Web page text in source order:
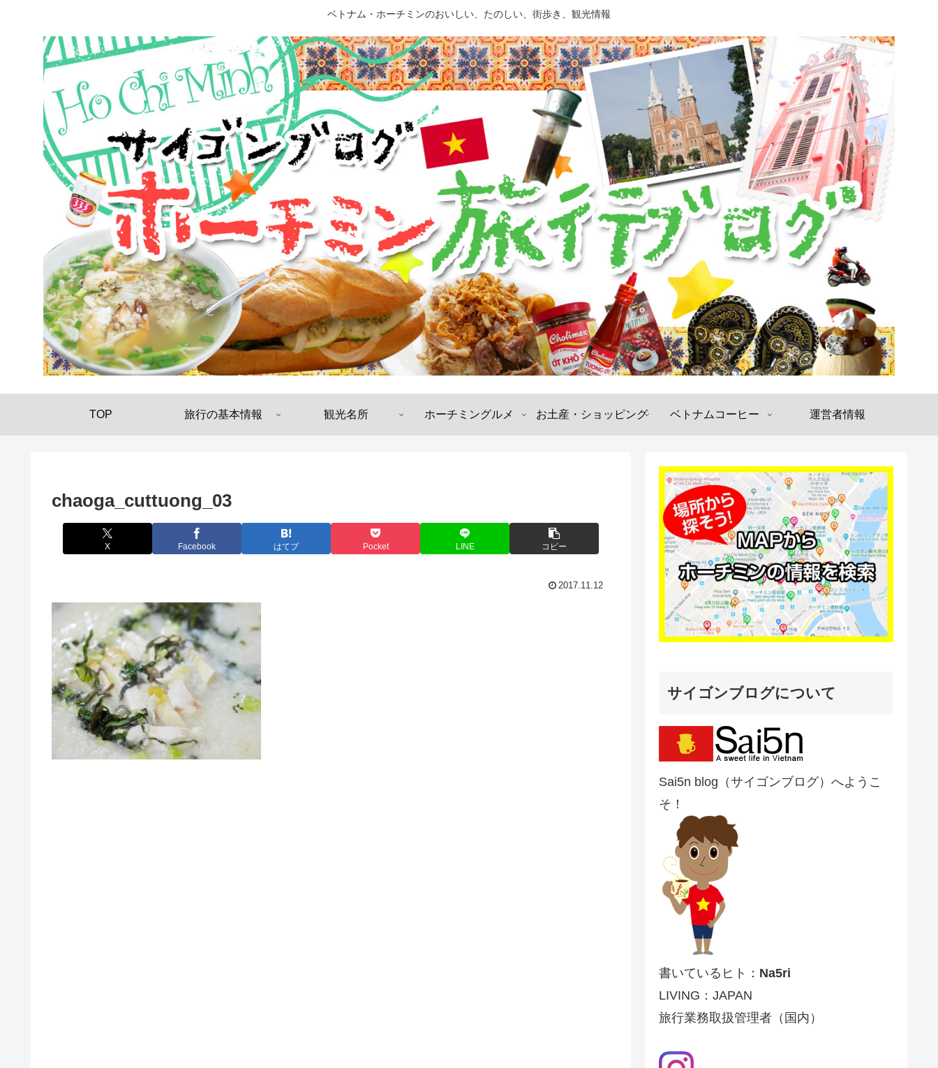
ベトナム・ホーチミンのおいしい、たのしい、街歩き、観光情報
TOP 旅行の基本情報 観光名所 ホーチミングルメ お土産・ショッピング ベトナムコーヒー 運営者情報
chaoga_cuttuong_03
X Facebook はてブ Pocket LINE コピー
2017.11.12
サイゴンブログについて
Sai5n blog（サイゴンブログ）へようこ
そ！
書いているヒト： Na5ri
LIVING：JAPAN
旅行業務取扱管理者（国内）